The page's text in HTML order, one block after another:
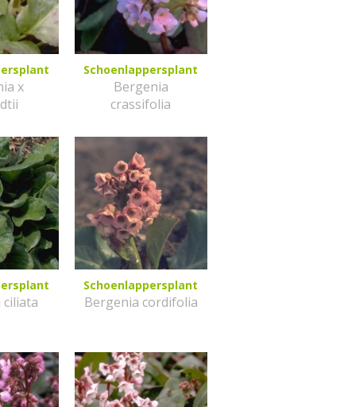
x
Schoenlappersplant
Bergenia
crassifolia
ciliata
Schoenlappersplant
Bergenia cordifolia